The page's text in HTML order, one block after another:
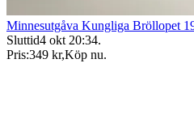
Minnesutgåva Kungliga Bröllopet
Sluttid4 okt 20:34.
Pris:349 kr,Köp nu.